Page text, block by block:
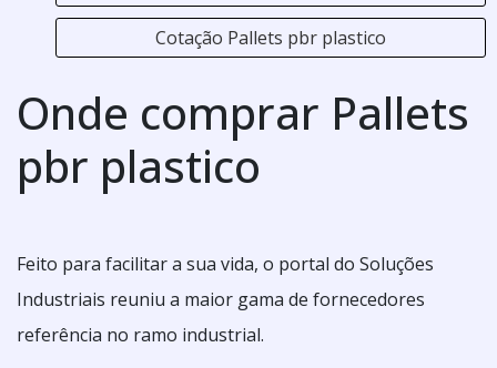
Cotação Pallets pbr plastico
Onde comprar Pallets
pbr plastico
Feito para facilitar a sua vida, o portal do Soluções
Industriais reuniu a maior gama de fornecedores
referência no ramo industrial.